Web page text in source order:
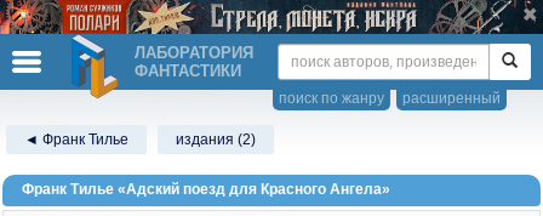
ЛАБОРАТОРИЯ
ФАНТАСТИКИ
расширенный
поиск по жанру
◄ Франк Тилье издания (2)
Франк Тилье «Адский поезд для Красного Ангела»